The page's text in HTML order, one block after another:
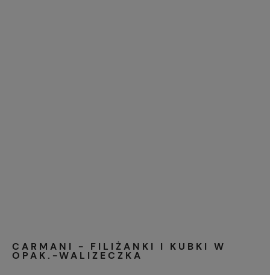
CARMANI - FILIŻANKI I KUBKI W
OPAK.-WALIZECZKA